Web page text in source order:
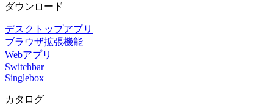
ダウンロード
デスクトップアプリ
ブラウザ拡張機能
Webアプリ
Switchbar
Singlebox
カタログ